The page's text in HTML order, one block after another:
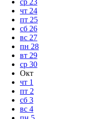
чт 24
пт 25
сб 26
вс 27
пн 28
вт 29
ср 30
Окт
чт 1
пт 2
сб 3
вс 4